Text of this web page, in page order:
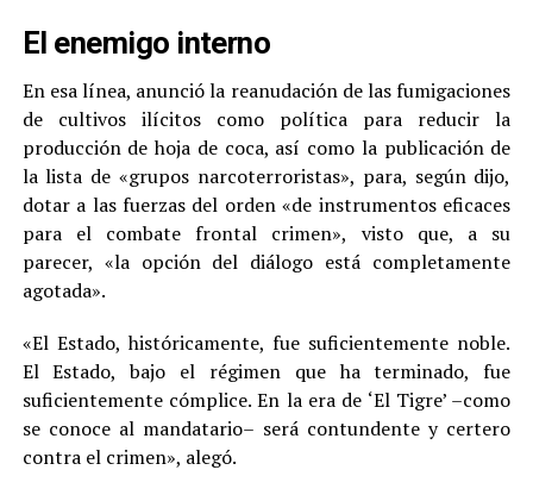
El enemigo interno
En esa línea, anunció la reanudación de las fumigaciones
de cultivos ilícitos como política para reducir la
producción de hoja de coca, así como la publicación de
la lista de «grupos narcoterroristas», para, según dijo,
dotar a las fuerzas del orden «de instrumentos eficaces
para el combate frontal crimen», visto que, a su
parecer, «la opción del diálogo está completamente
agotada».
«El Estado, históricamente, fue suficientemente noble.
El Estado, bajo el régimen que ha terminado, fue
suficientemente cómplice. En la era de ‘El Tigre’ –como
se conoce al mandatario– será contundente y certero
contra el crimen», alegó.